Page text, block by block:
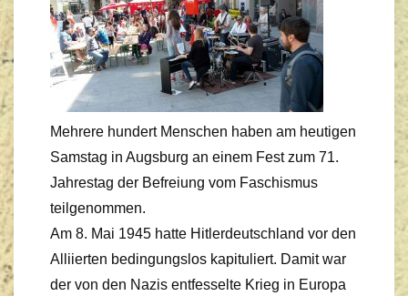
Mehrere hundert Menschen haben am heutigen
Samstag in Augsburg an einem Fest zum 71.
Jahrestag der Befreiung vom Faschismus
teilgenommen.
Am 8. Mai 1945 hatte Hitlerdeutschland vor den
Alliierten bedingungslos kapituliert. Damit war
der von den Nazis entfesselte Krieg in Europa